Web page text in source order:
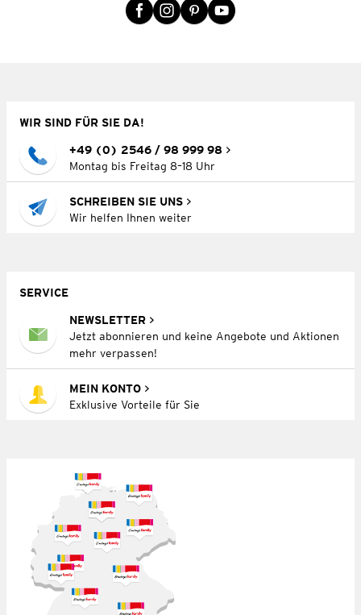
WIR SIND FÜR SIE DA!
+49 (0) 2546 / 98 999 98
Montag bis Freitag 8–18 Uhr
SCHREIBEN SIE UNS
Wir helfen Ihnen weiter
SERVICE
NEWSLETTER
Jetzt abonnieren und keine Angebote und Aktionen
mehr verpassen!
MEIN KONTO
Exklusive Vorteile für Sie